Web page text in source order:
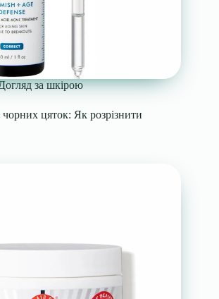
за шкірою
цяток: Як розрізнити